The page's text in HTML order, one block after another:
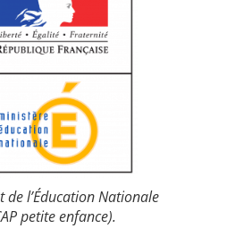
de l’Éducation Nationale
petite enfance).